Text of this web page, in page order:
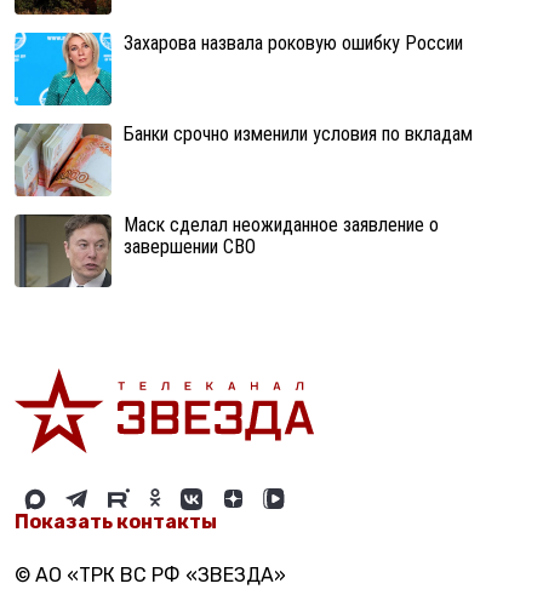
Захарова назвала роковую ошибку России
Банки срочно изменили условия по вкладам
Маск сделал неожиданное заявление о
завершении СВО
Показать контакты
© АО «ТРК ВС РФ «ЗВЕЗДА»